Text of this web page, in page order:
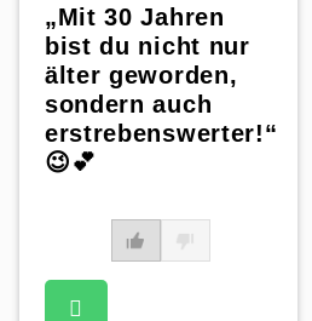
„Mit 30 Jahren
bist du nicht nur
älter geworden,
sondern auch
erstrebenswerter!“
😉💕